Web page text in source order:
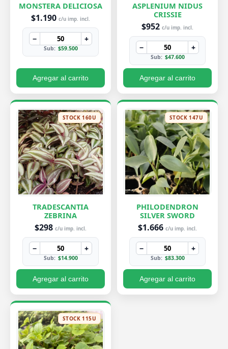
MONSTERA DELICIOSA
$1.190 c/u imp. incl.
− +
Sub: $59.500
Agregar al carrito
ASPLENIUM NIDUS
CRISSIE
$952 c/u imp. incl.
− +
Sub: $47.600
Agregar al carrito
STOCK 160U
TRADESCANTIA
ZEBRINA
$298 c/u imp. incl.
− +
Sub: $14.900
Agregar al carrito
STOCK 147U
PHILODENDRON
SILVER SWORD
$1.666 c/u imp. incl.
− +
Sub: $83.300
Agregar al carrito
STOCK 115U